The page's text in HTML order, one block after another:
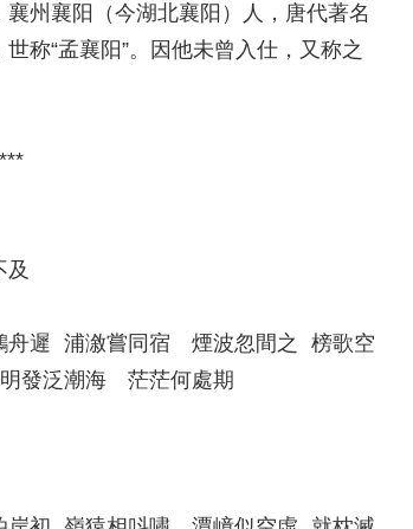
州襄阳（今湖北襄阳）人，唐代著名
称“孟襄阳”。因他未曾入仕，又称之
及
遲 浦漵嘗同宿 煙波忽間之 榜歌空
發泛潮海 茫茫何處期